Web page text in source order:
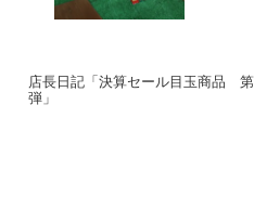
店長日記「決算セール目玉商品
弾」